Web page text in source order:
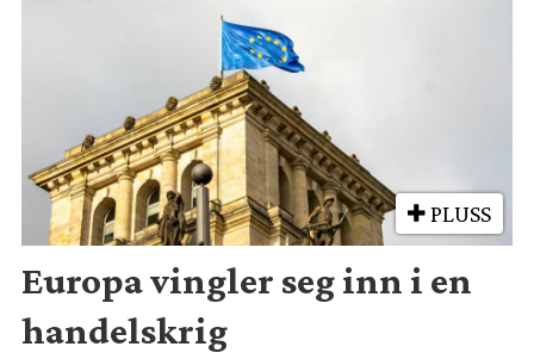
PLUSS
Europa vingler seg inn i en
handelskrig